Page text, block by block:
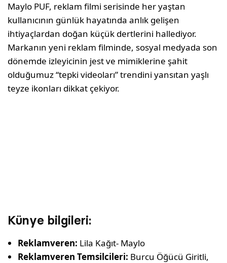
Maylo PUF, reklam filmi serisinde her yaştan
kullanıcının günlük hayatında anlık gelişen
ihtiyaçlardan doğan küçük dertlerini hallediyor.
Markanın yeni reklam filminde, sosyal medyada son
dönemde izleyicinin jest ve mimiklerine şahit
olduğumuz “tepki videoları” trendini yansıtan yaşlı
teyze ikonları dikkat çekiyor.
Künye bilgileri:
Reklamveren: Lila Kağıt- Maylo
Reklamveren Temsilcileri: Burcu Öğücü Giritli,